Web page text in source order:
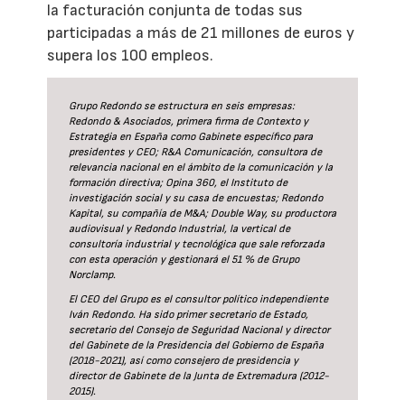
la facturación conjunta de todas sus
participadas a más de 21 millones de euros y
supera los 100 empleos.
Grupo Redondo se estructura en seis empresas:
Redondo & Asociados, primera firma de Contexto y
Estrategia en España como Gabinete específico para
presidentes y CEO; R&A Comunicación, consultora de
relevancia nacional en el ámbito de la comunicación y la
formación directiva; Opina 360, el Instituto de
investigación social y su casa de encuestas; Redondo
Kapital, su compañía de M&A; Double Way, su productora
audiovisual y Redondo Industrial, la vertical de
consultoría industrial y tecnológica que sale reforzada
con esta operación y gestionará el 51 % de Grupo
Norclamp.
El CEO del Grupo es el consultor político independiente
Iván Redondo. Ha sido primer secretario de Estado,
secretario del Consejo de Seguridad Nacional y director
del Gabinete de la Presidencia del Gobierno de España
(2018-2021), así como consejero de presidencia y
director de Gabinete de la Junta de Extremadura (2012-
2015).